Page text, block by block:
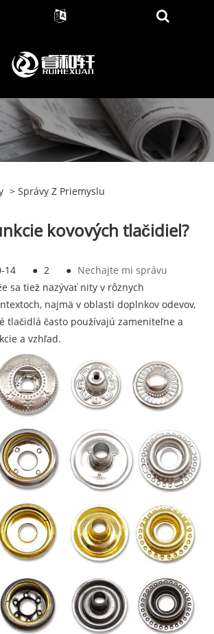
> Správy Z Priemyslu
kovových tlačidiel?
14 ● 2 ● Nechajte mi správu
sa tiež nazývať nity v rôznych
najmä v oblasti doplnkov odevov,
tlačidlá často používajú zameniteľne a
a vzhľad.